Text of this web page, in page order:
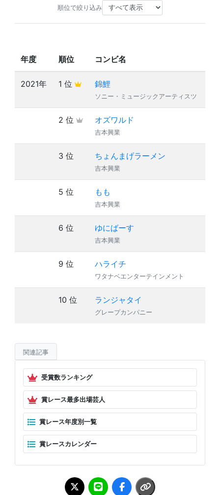
順位で絞り込み
年度 順位 コンビ名
2021年 1 位 錦鯉
ソニー・ミュージックアーティスツ
2 位 オズワルド
吉本興業
3 位 ちょんまげラーメン
吉本興業
5 位 もも
吉本興業
6 位 ゆにばーす
吉本興業
9 位 ハライチ
ワタナベエンターテインメント
10 位 ランジャタイ
グレープカンパニー
関連記事
受賞数ランキング
賞レース最多出場芸人
賞レース年度別一覧
賞レースカレンダー